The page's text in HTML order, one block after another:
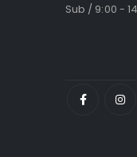
Sub / 9:00 -